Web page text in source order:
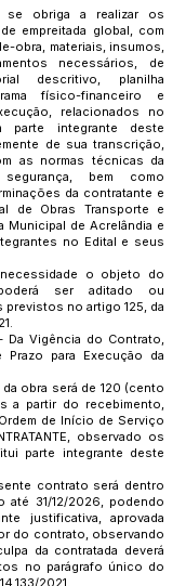
se obriga a realizar os
empreitada global, com
obra, materiais, insumos,
necessários, de
descritivo, planilha
físico-financeiro e
relacionados no
parte integrante deste
de sua transcrição,
as normas técnicas da
bem como
da contratante e
de Obras Transporte e
Municipal de Acrelândia e
no Edital e seus
o objeto do
ser aditado ou
no artigo 125, da
Da Vigência do Contrato,
para Execução da
obra será de 120 (cento
a partir do recebimento,
de Início de Serviço
observado os
parte integrante deste
contrato será dentro
até 31/12/2026, podendo
justificativa, aprovada
do contrato, observando
da contratada deverá
no parágrafo único do
2021.